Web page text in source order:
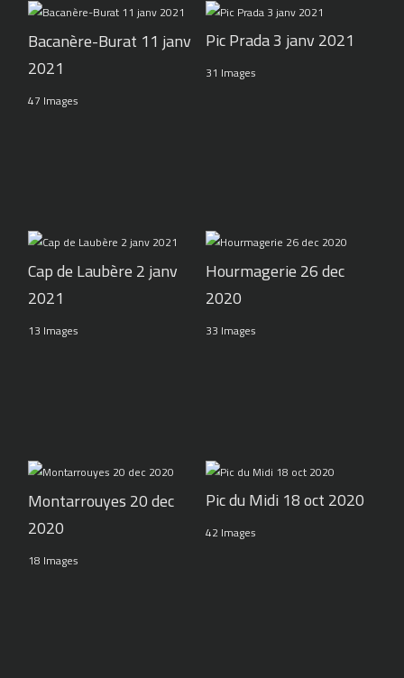
Bacanère-Burat 11 janv
2021
47 Images
Pic Prada 3 janv 2021
31 Images
Cap de Laubère 2 janv
2021
13 Images
Hourmagerie 26 dec
2020
33 Images
Montarrouyes 20 dec
2020
18 Images
Pic du Midi 18 oct 2020
42 Images